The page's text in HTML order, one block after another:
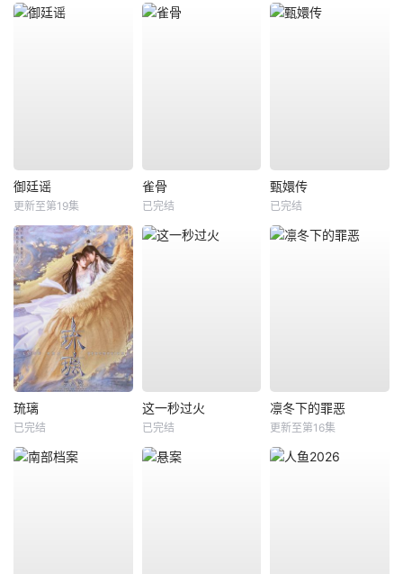
御廷谣
更新至第19集
雀骨
已完结
甄嬛传
已完结
琉璃
已完结
这一秒过火
已完结
凛冬下的罪恶
更新至第16集